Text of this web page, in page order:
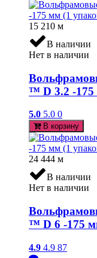
15 210 м
В наличии
Нет в наличии
™ D 3.2 -175
5.0 5.0 0
В корзину
24 444 м
В наличии
Нет в наличии
™ D 6 -175
4.9 4.9 87